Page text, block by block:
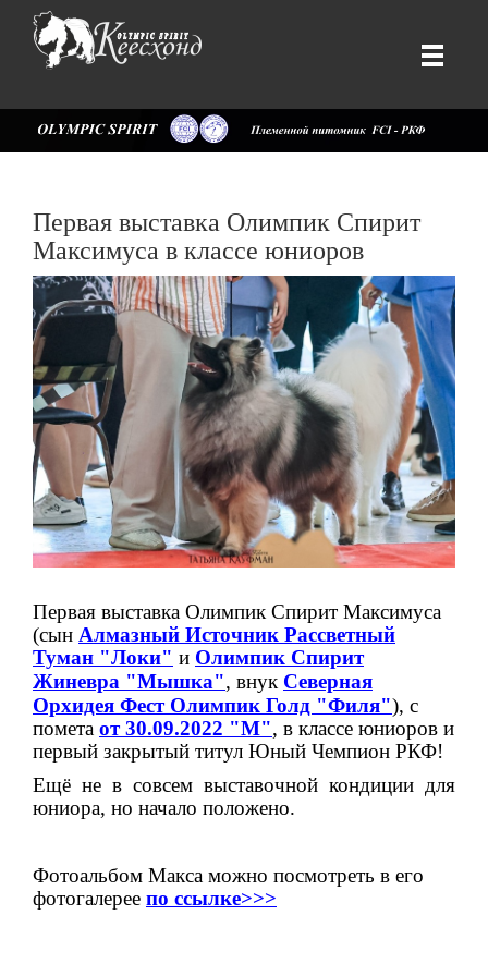
Первая выставка Олимпик Спирит
Максимуса в классе юниоров
Первая выставка Олимпик Спирит Максимуса
(сын Алмазный Источник Рассветный
Туман "Локи" и Олимпик Спирит
Жиневра "Мышка", внук Северная
Орхидея Фест Олимпик Голд "Филя"), с
помета от 30.09.2022 "М", в классе юниоров и
первый закрытый титул Юный Чемпион РКФ!
Ещё не в совсем выставочной кондиции для
юниора, но начало положено.
Фотоальбом Макса можно посмотреть в его
фотогалерее по ссылке>>>